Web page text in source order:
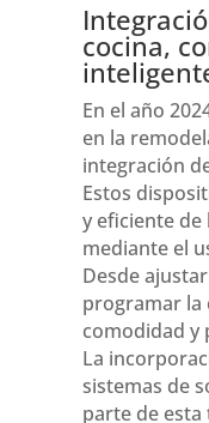
cocina,
En el año
en la
integración
Estos
y eficiente de
mediante el
Desde
programar la
comodidad y
La
sistemas de
parte de